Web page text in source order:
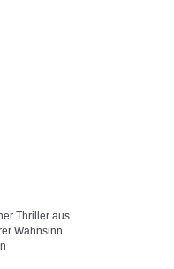
Thriller aus
Wahnsinn.